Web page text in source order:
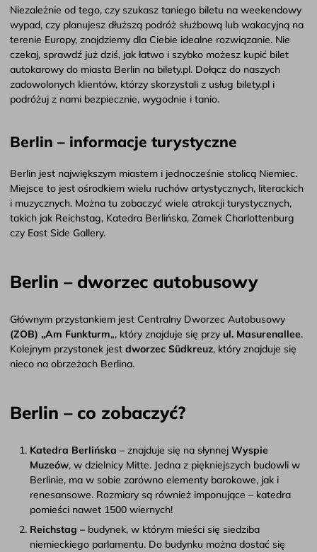
Niezależnie od tego, czy szukasz taniego biletu na weekendowy
wypad, czy planujesz dłuższą podróż służbową lub wakacyjną na
terenie Europy, znajdziemy dla Ciebie idealne rozwiązanie. Nie
czekaj, sprawdź już dziś, jak łatwo i szybko możesz kupić bilet
autokarowy do miasta Berlin na bilety.pl. Dołącz do naszych
zadowolonych klientów, którzy skorzystali z usług bilety.pl i
podróżuj z nami bezpiecznie, wygodnie i tanio.
Berlin – informacje turystyczne
Berlin jest największym miastem i jednocześnie stolicą Niemiec.
Miejsce to jest ośrodkiem wielu ruchów artystycznych, literackich
i muzycznych. Można tu zobaczyć wiele atrakcji turystycznych,
takich jak Reichstag, Katedra Berlińska, Zamek Charlottenburg
czy East Side Gallery.
Berlin – dworzec autobusowy
Głównym przystankiem jest Centralny Dworzec Autobusowy
(ZOB) „Am Funkturm„, który znajduje się przy ul. Masurenallee.
Kolejnym przystanek jest dworzec Südkreuz, który znajduje się
nieco na obrzeżach Berlina.
Berlin – co zobaczyć?
Katedra Berlińska – znajduje się na słynnej Wyspie
Muzeów, w dzielnicy Mitte. Jedna z piękniejszych budowli w
Berlinie, ma w sobie zarówno elementy barokowe, jak i
renesansowe. Rozmiary są również imponujące – katedra
pomieści nawet 1500 wiernych!
Reichstag – budynek, w którym mieści się siedziba
niemieckiego parlamentu. Do budynku można dostać się